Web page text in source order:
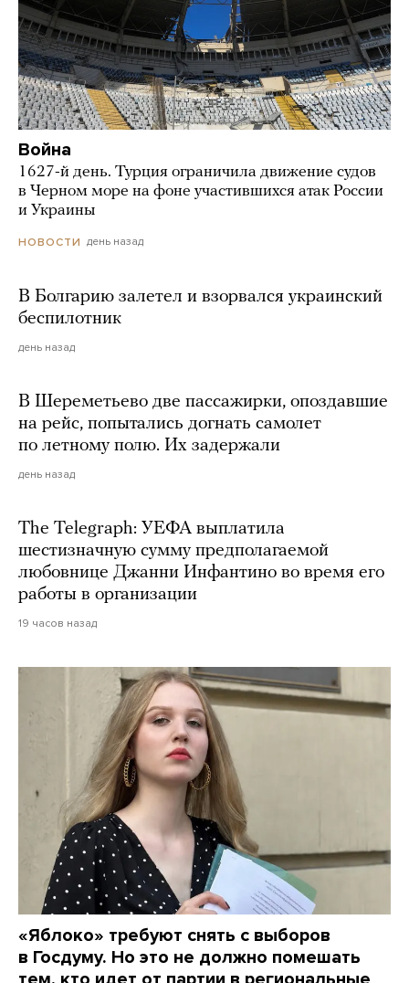
Война
1627-й день. Турция ограничила движение судов
в Черном море на фоне участившихся атак России
и Украины
НОВОСТИ день назад
В Болгарию залетел и взорвался украинский
беспилотник
день назад
В Шереметьево две пассажирки, опоздавшие
на рейс, попытались догнать самолет
по летному полю. Их задержали
день назад
The Telegraph: УЕФА выплатила
шестизначную сумму предполагаемой
любовнице Джанни Инфантино во время его
работы в организации
19 часов назад
«Яблоко» требуют снять с выборов
в Госдуму. Но это не должно помешать